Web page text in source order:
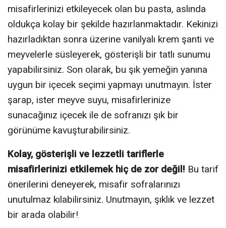
misafirlerinizi etkileyecek olan bu pasta, aslında
oldukça kolay bir şekilde hazırlanmaktadır. Kekinizi
hazırladıktan sonra üzerine vanilyalı krem şanti ve
meyvelerle süsleyerek, gösterişli bir tatlı sunumu
yapabilirsiniz. Son olarak, bu şık yemeğin yanına
uygun bir içecek seçimi yapmayı unutmayın. İster
şarap, ister meyve suyu, misafirlerinize
sunacağınız içecek ile de sofranızı şık bir
görünüme kavuşturabilirsiniz.
Kolay, gösterişli ve lezzetli tariflerle
misafirlerinizi etkilemek hiç de zor değil! Bu tarif
önerilerini deneyerek, misafir sofralarınızı
unutulmaz kılabilirsiniz. Unutmayın, şıklık ve lezzet
bir arada olabilir!